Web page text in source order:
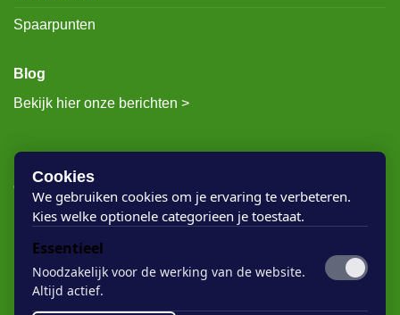
Spaarpunten
Blog
Bekijk hier onze berichten >
Rigostep Skylt
Rubio Monocoat Oil Plus 2c
Houten vloer lak
Cookies
We gebruiken cookies om je ervaring te verbeteren.
Kies welke optionele categorieen je toestaat.
Essentieel
Noodzakelijk voor de werking van de website.
Altijd actief.